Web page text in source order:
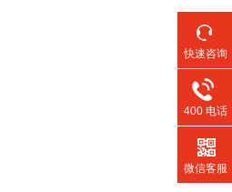
快速咨询
400 电话
微信客服